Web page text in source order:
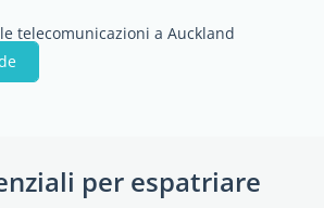
telecomunicazioni a Auckland
per espatriare